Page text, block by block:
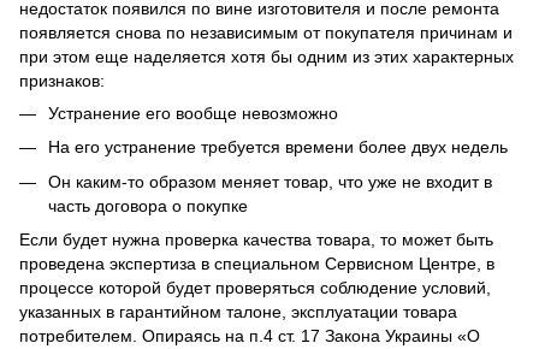
недостаток появился по вине изготовителя и после ремонта
появляется снова по независимым от покупателя причинам и
при этом еще наделяется хотя бы одним из этих характерных
признаков:
Устранение его вообще невозможно
На его устранение требуется времени более двух недель
Он каким-то образом меняет товар, что уже не входит в
часть договора о покупке
Если будет нужна проверка качества товара, то может быть
проведена экспертиза в специальном Сервисном Центре, в
процессе которой будет проверяться соблюдение условий,
указанных в гарантийном талоне, эксплуатации товара
потребителем. Опираясь на п.4 ст. 17 Закона Украины «О